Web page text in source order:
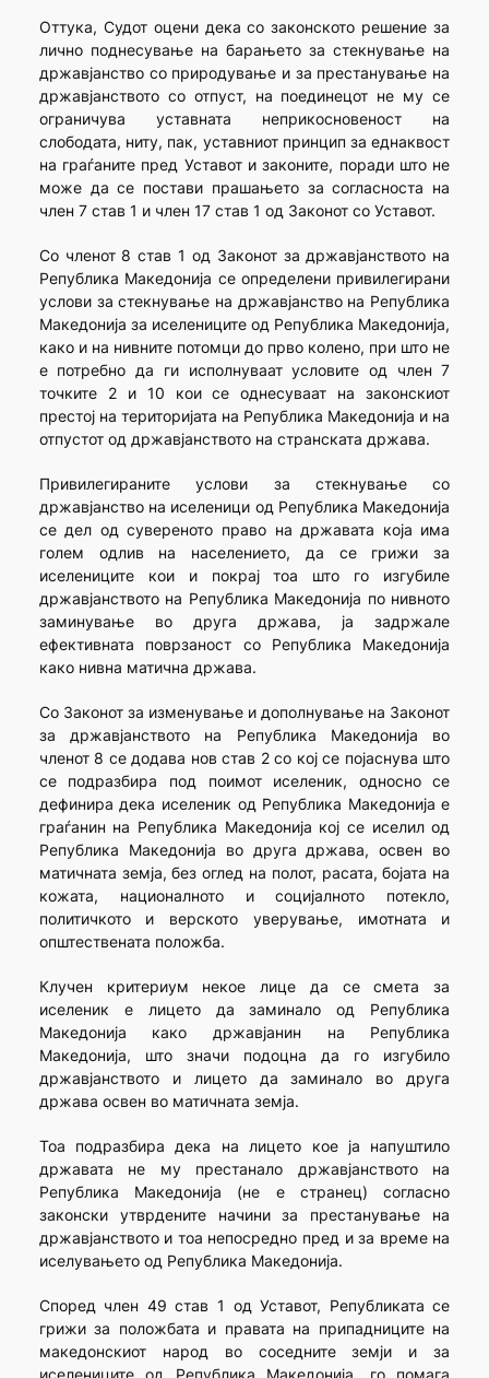
Оттука, Судот оцени дека со законското решение за
лично поднесување на барањето за стекнување на
државјанство со природување и за престанување на
државјанството со отпуст, на поединецот не му се
ограничува уставната неприкосновеност на
слободата, ниту, пак, уставниот принцип за еднаквост
на граѓаните пред Уставот и законите, поради што не
може да се постави прашањето за согласноста на
член 7 став 1 и член 17 став 1 од Законот со Уставот.
Со членот 8 став 1 од Законот за државјанството на
Република Македонија се определени привилегирани
услови за стекнување на државјанство на Република
Македонија за иселениците од Република Македонија,
како и на нивните потомци до прво колено, при што не
е потребно да ги исполнуваат условите од член 7
точките 2 и 10 кои се однесуваат на законскиот
престој на територијата на Република Македонија и на
отпустот од државјанството на странската држава.
Привилегираните услови за стекнување со
државјанство на иселеници од Република Македонија
се дел од сувереното право на државата која има
голем одлив на населението, да се грижи за
иселениците кои и покрај тоа што го изгубиле
државјанството на Република Македонија по нивното
заминување во друга држава, ја задржале
ефективната поврзаност со Република Македонија
како нивна матична држава.
Со Законот за изменување и дополнување на Законот
за државјанството на Република Македонија во
членот 8 се додава нов став 2 со кој се појаснува што
се подразбира под поимот иселеник, односно се
дефинира дека иселеник од Република Македонија е
граѓанин на Република Македонија кој се иселил од
Република Македонија во друга држава, освен во
матичната земја, без оглед на полот, расата, бојата на
кожата, националното и социјалното потекло,
политичкото и верското уверување, имотната и
општествената положба.
Клучен критериум некое лице да се смета за
иселеник е лицето да заминало од Република
Македонија како државјанин на Република
Македонија, што значи подоцна да го изгубило
државјанството и лицето да заминало во друга
држава освен во матичната земја.
Тоа подразбира дека на лицето кое ја напуштило
државата не му престанало државјанството на
Република Македонија (не е странец) согласно
законски утврдените начини за престанување на
државјанството и тоа непосредно пред и за време на
иселувањето од Република Македонија.
Според член 49 став 1 од Уставот, Републиката се
грижи за положбата и правата на припадниците на
македонскиот народ во соседните земји и за